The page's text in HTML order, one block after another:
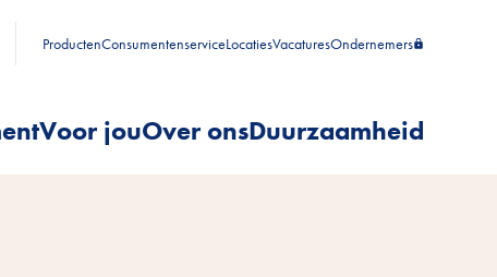
ProductenConsumentenserviceLocatiesVacaturesOndernemers
Voor jouOver onsDuurzaamheid